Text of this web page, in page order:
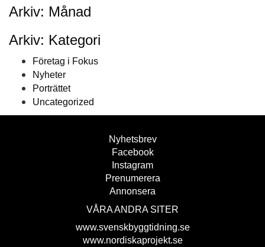
Arkiv: Månad
Arkiv: Kategori
Företag i Fokus
Nyheter
Porträttet
Uncategorized
Nyhetsbrev
Facebook
Instagram
Prenumerera
Annonsera
VÅRA ANDRA SITER
www.svenskbyggtidning.se
www.nordiskaprojekt.se